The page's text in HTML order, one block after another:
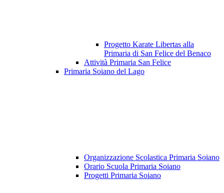
Progetto Karate Libertas alla
Primaria di San Felice del Benaco
Attività Primaria San Felice
Primaria Soiano del Lago
Organizzazione Scolastica Primaria Soiano
Orario Scuola Primaria Soiano
Progetti Primaria Soiano